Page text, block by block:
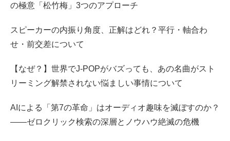
の極意「松竹梅」3つのアプローチ
スピーカーの内振り角度、正解はどれ？平行・軸合わ
せ・前交差について
【なぜ？】世界でJ-POPがバズっても、あの名曲がスト
リーミング解禁されない悩ましい事情について
AIによる「第7の革命」はオーディオ趣味を滅ぼすのか？
――ゼロクリック検索の深層とノウハウ絶滅の危機